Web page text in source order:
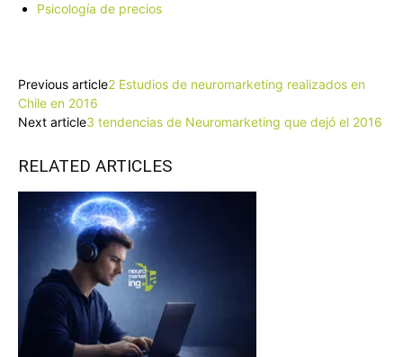
Psicología de precios
Previous article2 Estudios de neuromarketing realizados en
Chile en 2016
Next article3 tendencias de Neuromarketing que dejó el 2016
RELATED ARTICLES